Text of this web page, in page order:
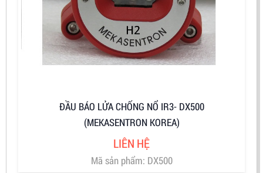
ĐẦU BÁO LỬA CHỐNG NỔ IR3- DX500
(MEKASENTRON KOREA)
LIÊN HỆ
Mã sản phẩm: DX500